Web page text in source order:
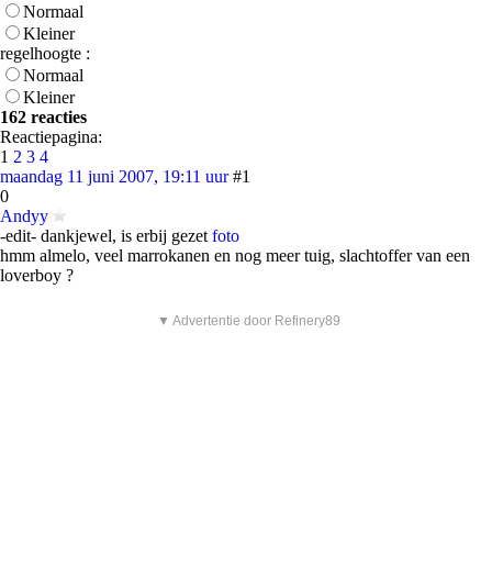
Normaal
Kleiner
regelhoogte :
Normaal
Kleiner
162 reacties
Reactiepagina:
1 2 3 4
maandag 11 juni 2007, 19:11 uur #1
0
Andyy
-edit- dankjewel, is erbij gezet foto
hmm almelo, veel marrokanen en nog meer tuig, slachtoffer van een
loverboy ?
▼ Advertentie door Refinery89